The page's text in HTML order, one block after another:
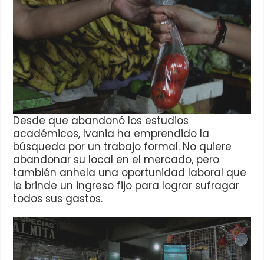
Desde que abandonó los estudios
académicos, Ivania ha emprendido la
búsqueda por un trabajo formal. No quiere
abandonar su local en el mercado, pero
también anhela una oportunidad laboral que
le brinde un ingreso fijo para lograr sufragar
todos sus gastos.